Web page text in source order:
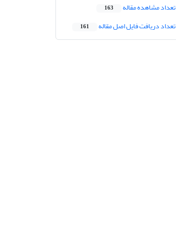
تعداد مشاهده مقاله 163
تعداد دریافت فایل اصل مقاله 161